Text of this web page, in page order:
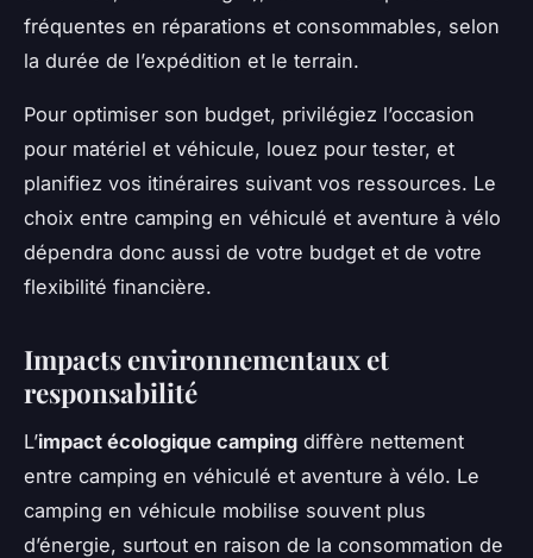
fréquentes en réparations et consommables, selon
la durée de l’expédition et le terrain.
Pour optimiser son budget, privilégiez l’occasion
pour matériel et véhicule, louez pour tester, et
planifiez vos itinéraires suivant vos ressources. Le
choix entre camping en véhiculé et aventure à vélo
dépendra donc aussi de votre budget et de votre
flexibilité financière.
Impacts environnementaux et
responsabilité
L’impact écologique camping diffère nettement
entre camping en véhiculé et aventure à vélo. Le
camping en véhicule mobilise souvent plus
d’énergie, surtout en raison de la consommation de